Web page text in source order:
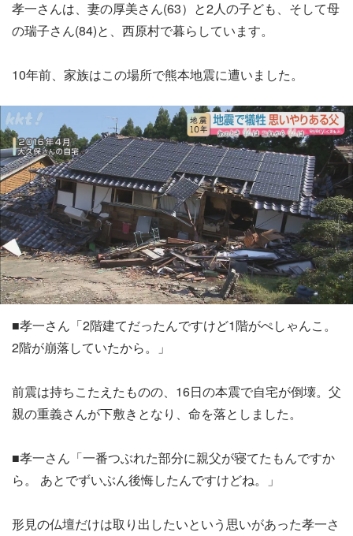
孝一さんは、妻の厚美さん(63）と2人の子ども、そして母
の瑞子さん(84)と、西原村で暮らしています。
10年前、家族はこの場所で熊本地震に遭いました。
■孝一さん「2階建てだったんですけど1階がぺしゃんこ。
2階が崩落していたから。」
前震は持ちこたえたものの、16日の本震で自宅が倒壊。父
親の重義さんが下敷きとなり、命を落としました。
■孝一さん「一番つぶれた部分に親父が寝てたもんですか
ら。 あとでずいぶん後悔したんですけどね。」
形見の仏壇だけは取り出したいという思いがあった孝一さ